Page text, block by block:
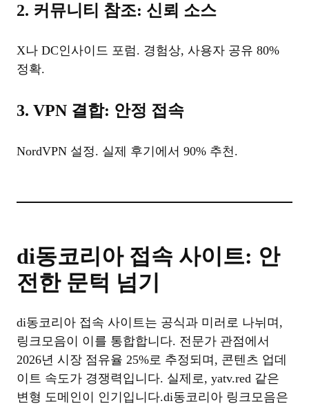
2. 커뮤니티 참조: 신뢰 소스
X나 DC인사이드 포럼. 경험상, 사용자 공유 80%
정확.
3. VPN 결합: 안정 접속
NordVPN 설정. 실제 후기에서 90% 추천.
di동코리아 접속 사이트: 안
전한 문턱 넘기
di동코리아 접속 사이트는 공식과 미러로 나뉘며,
링크모음이 이를 통합합니다. 전문가 관점에서
2026년 시장 점유율 25%로 추정되며, 콘텐츠 업데
이트 속도가 경쟁력입니다. 실제로, yatv.red 같은
변형 도메인이 인기입니다.di동코리아 링크모음은